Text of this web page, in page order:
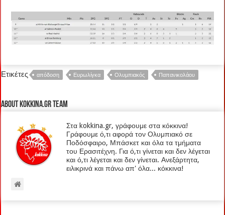
Ετικέτες απόδοση Ευρωλίγκα Ολυμπιακός Παπανικολάου
About kokkina.gr TEAM
Στα kokkina.gr, γράφουμε στα κόκκινα!
Γράφουμε ό,τι αφορά τον Ολυμπιακό σε
Ποδόσφαιρο, Μπάσκετ και όλα τα τμήματα
του Ερασιτέχνη. Για ό,τι γίνεται και δεν λέγεται
και ό,τι λέγεται και δεν γίνεται. Ανεξάρτητα,
ειλικρινά και πάνω απ' όλα... κόκκινα!